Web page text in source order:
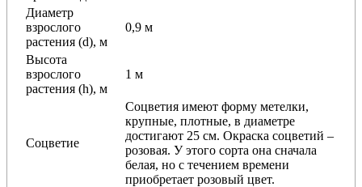
Диаметр
взрослого
растения (d), м
0,9 м
Высота
взрослого
растения (h), м
1 м
Соцветие
Соцветия имеют форму метелки,
крупные, плотные, в диаметре
достигают 25 см. Окраска соцветий –
розовая. У этого сорта она сначала
белая, но с течением времени
приобретает розовый цвет.